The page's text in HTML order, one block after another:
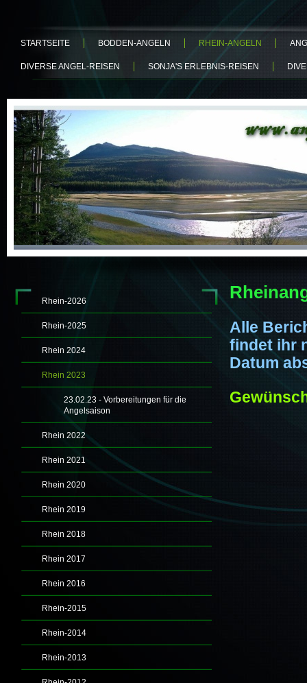
STARTSEITE BODDEN-ANGELN RHEIN-ANGELN
DIVERSE ANGEL-REISEN SONJA'S ERLEBNIS-REISEN
Rhein-2026
Rhein-2025
Rhein 2024
Rhein 2023
23.02.23 - Vorbereitungen für die
Angelsaison
Rhein 2022
Rhein 2021
Rhein 2020
Rhein 2019
Rhein 2018
Rhein 2017
Rhein 2016
Rhein-2015
Rhein-2014
Rhein-2013
Alle
findet ihr
Datum